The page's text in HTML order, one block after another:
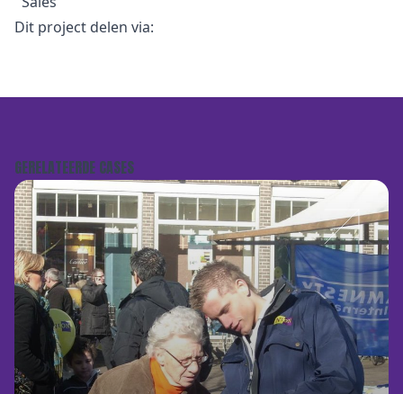
Dit project delen via:
GERELATEERDE CASES